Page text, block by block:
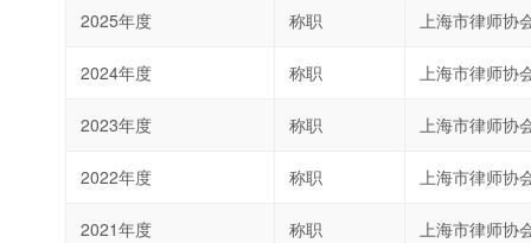
2025年度 称职 上海市律师协
2024年度 称职 上海市律师协
2023年度 称职 上海市律师协
2022年度 称职 上海市律师协
2021年度 称职 上海市律师协